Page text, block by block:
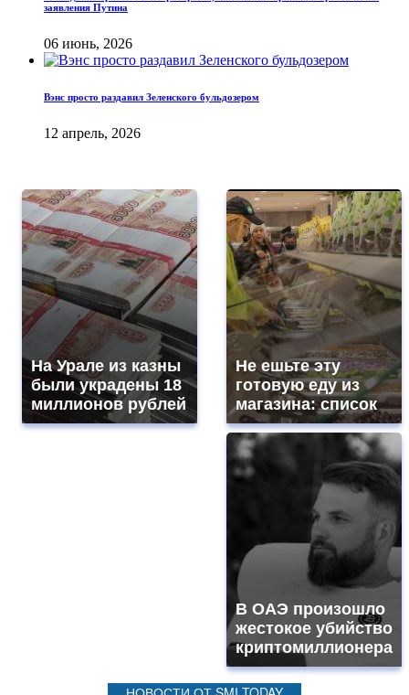
заявления Путина
06 июнь, 2026
Вэнс просто раздавил Зеленского бульдозером
12 апрель, 2026
На Урале из казны
были украдены 18
миллионов рублей
Не ешьте эту
готовую еду из
магазина: список
В ОАЭ произошло
жестокое убийство
криптомиллионера